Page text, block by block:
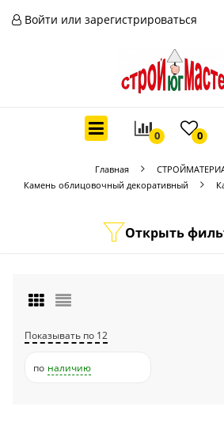
Войти или зарегистрироваться
0 0
Главная
Камень облицовочный декоративный
Открыть
Показывать по 12
по наличию